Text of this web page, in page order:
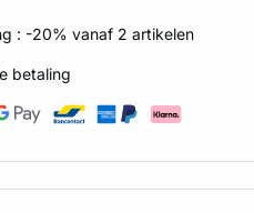
: -20% vanaf 2 artikelen
betaling